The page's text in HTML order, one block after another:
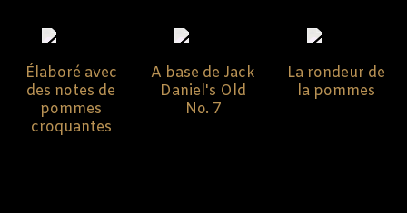
Élaboré avec
des notes de
pommes
croquantes
A base de Jack
Daniel's Old
No. 7
La rondeur de
la pommes